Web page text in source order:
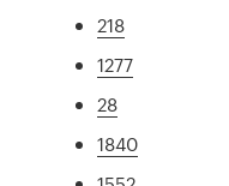
218
1277
28
1840